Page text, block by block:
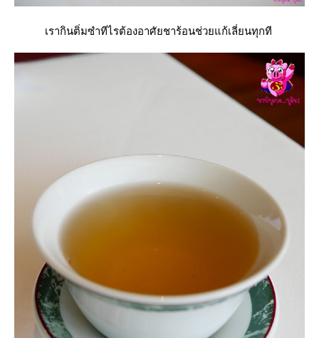
เรากินติ่มซำทีไรต้องอาศัยชาร้อนช่วยแก้เลี่ยนทุกที